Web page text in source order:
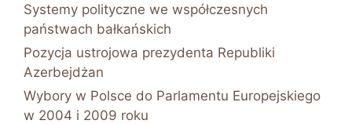
Systemy polityczne we współczesnych
państwach bałkańskich
Pozycja ustrojowa prezydenta Republiki
Azerbejdżan
Wybory w Polsce do Parlamentu Europejskiego
w 2004 i 2009 roku